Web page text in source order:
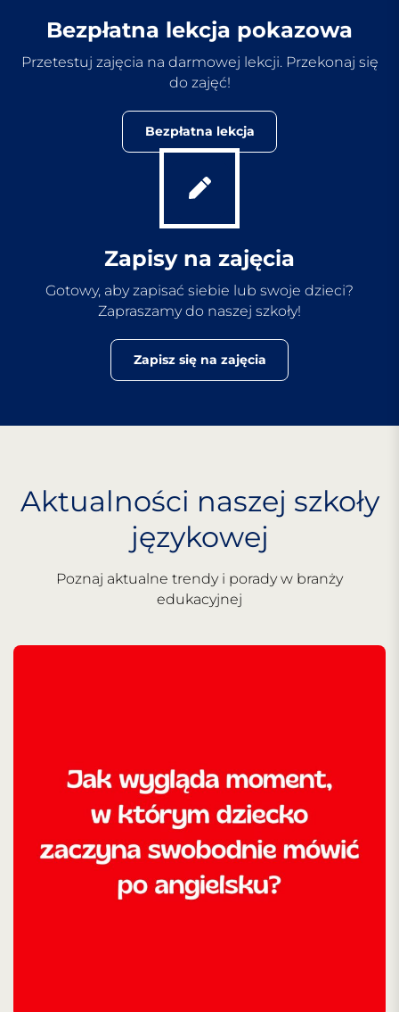
Bezpłatna lekcja pokazowa
Przetestuj zajęcia na darmowej lekcji. Przekonaj się
do zajęć!
Bezpłatna lekcja
Zapisy na zajęcia
Gotowy, aby zapisać siebie lub swoje dzieci?
Zapraszamy do naszej szkoły!
Zapisz się na zajęcia
Aktualności naszej szkoły
językowej
Poznaj aktualne trendy i porady w branży
edukacyjnej